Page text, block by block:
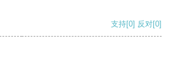
支持[0] 反对[0]